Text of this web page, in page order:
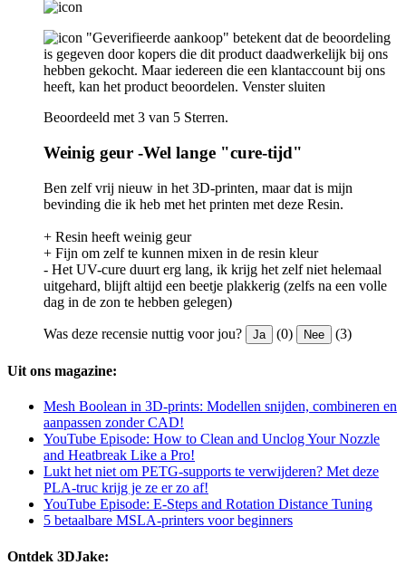
"Geverifieerde aankoop" betekent dat de beoordeling
is gegeven door kopers die dit product daadwerkelijk bij ons
hebben gekocht. Maar iedereen die een klantaccount bij ons
heeft, kan het product beoordelen. Venster sluiten
Beoordeeld met 3 van 5 Sterren.
Weinig geur -Wel lange "cure-tijd"
Ben zelf vrij nieuw in het 3D-printen, maar dat is mijn
bevinding die ik heb met het printen met deze Resin.
+ Resin heeft weinig geur
+ Fijn om zelf te kunnen mixen in de resin kleur
- Het UV-cure duurt erg lang, ik krijg het zelf niet helemaal
uitgehard, blijft altijd een beetje plakkerig (zelfs na een volle
dag in de zon te hebben gelegen)
Was deze recensie nuttig voor jou? Ja (0) Nee (3)
Uit ons magazine:
Mesh Boolean in 3D-prints: Modellen snijden, combineren en
aanpassen zonder CAD!
YouTube Episode: How to Clean and Unclog Your Nozzle
and Heatbreak Like a Pro!
Lukt het niet om PETG-supports te verwijderen? Met deze
PLA-truc krijg je ze er zo af!
YouTube Episode: E-Steps and Rotation Distance Tuning
5 betaalbare MSLA-printers voor beginners
Ontdek 3DJake: